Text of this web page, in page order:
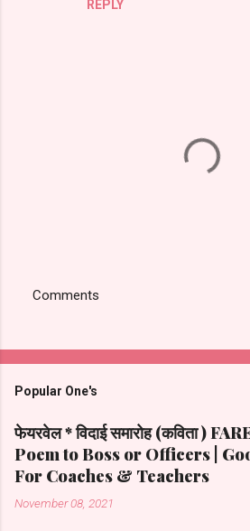
REPLY
Comment
Comments
Popular One's
फेयरवेल * विदाई समारोह (कविता )
Poem to Boss or Officers |
For Coaches & Teachers
November 08, 2021